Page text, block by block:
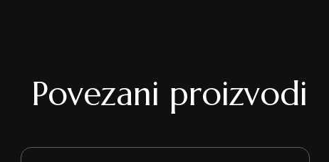
Povezani proizvodi